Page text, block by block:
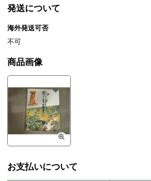
発送について
海外発送可否
不可
商品画像
お支払いについて